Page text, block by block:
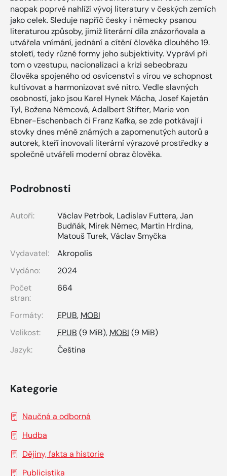
naopak poprvé nahlíží vývoj literatury v českých zemích
jako celek. Sleduje napříč česky i německy psanou
literaturou způsoby, jimiž literární díla znázorňovala a
utvářela vnímání, jednání a cítění člověka dlouhého 19.
století, tedy různé formy jeho subjektivity. Vypráví při
tom o vzestupu, nacionalizaci a krizi sebeobrazu
člověka spojeného od osvícenství s vírou ve schopnost
kultivovat a harmonizovat své nitro. Vedle slavných
osobností, jako jsou Karel Hynek Mácha, Josef Kajetán
Tyl, Božena Němcová, Adalbert Stifter, Marie von
Ebner-Eschenbach či Franz Kafka, se zde potkávají i
stovky dnes méně známých a zapomenutých autorů a
autorek, kteří inovovali literární výrazové prostředky a
společně utvářeli moderní obraz člověka.
Podrobnosti
Autoři: Václav Petrbok, Ladislav Futtera,Jan
Budňák, Mirek Němec, Martin Hrdina,
Matouš Turek,Václav Smyčka
Vydavatel:
Akropolis
Vydáno:
2024
Počet
stran:
664
Formáty: EPUB,MOBI
Velikost:
EPUB (9 MiB),MOBI (9 MiB)
Jazyk:
Čeština
Kategorie
Naučná a odborná
Hudba
Dějiny, fakta a historie
Publicistika